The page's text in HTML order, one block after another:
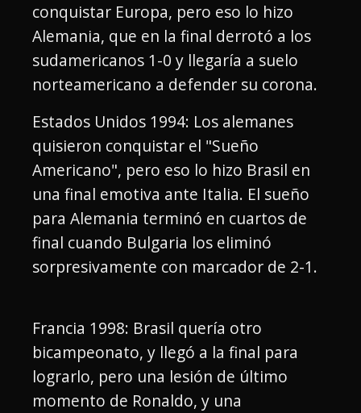
conquistar Europa, pero eso lo hizo
Alemania, que en la final derrotó a los
sudamericanos 1-0 y llegaría a suelo
norteamericano a defender su corona.
Estados Unidos 1994: Los alemanes
quisieron conquistar el "Sueño
Americano", pero eso lo hizo Brasil en
una final emotiva ante Italia. El sueño
para Alemania terminó en cuartos de
final cuando Bulgaria los eliminó
sorpresivamente con marcador de 2-1.
Francia 1998: Brasil quería otro
bicampeonato, y llegó a la final para
lograrlo, pero una lesión de último
momento de Ronaldo, y una